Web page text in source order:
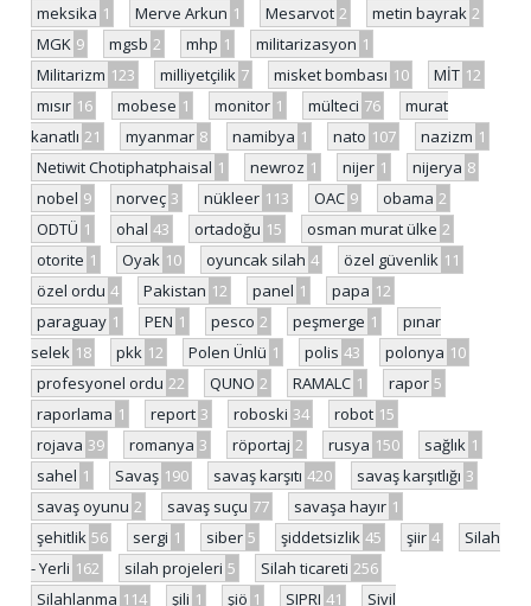
meksika 1 Merve Arkun 1 Mesarvot 2 metin bayrak 2
MGK 9 mgsb 2 mhp 1 militarizasyon 1
Militarizm 123 milliyetçilik 7 misket bombası 10 MİT 12
mısır 16 mobese 1 monitor 1 mülteci 76
murat
kanatlı 21 myanmar 8 namibya 1 nato 107 nazizm 1
Netiwit Chotiphatphaisal 1 newroz 1 nijer 1 nijerya 8
nobel 9 norveç 3 nükleer 113 OAC 9 obama 2
ODTÜ 1 ohal 43 ortadoğu 15 osman murat ülke 2
otorite 1 Oyak 10 oyuncak silah 4 özel güvenlik 11
özel ordu 4 Pakistan 12 panel 1 papa 12
paraguay 1 PEN 1 pesco 2 peşmerge 1
pınar
selek 18 pkk 12 Polen Ünlü 1 polis 43 polonya 10
profesyonel ordu 22 QUNO 2 RAMALC 1 rapor 5
raporlama 1 report 3 roboski 34 robot 15
rojava 39 romanya 3 röportaj 2 rusya 150 sağlık 1
sahel 1 Savaş 190 savaş karşıtı 420 savaş karşıtlığı 3
savaş oyunu 2 savaş suçu 77 savaşa hayır 1
şehitlik 56 sergi 1 siber 5 şiddetsizlik 45 şiir 4
Silah
- Yerli 162 silah projeleri 5 Silah ticareti 256
Silahlanma 114 şili 1 şiö 1 SIPRI 41
Sivil